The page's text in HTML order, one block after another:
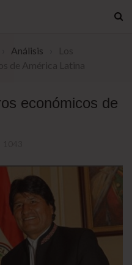
Análisis
económicos de